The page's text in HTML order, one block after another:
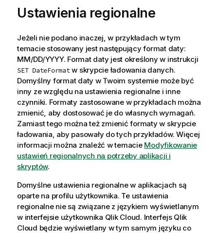
Ustawienia regionalne
Jeżeli nie podano inaczej, w przykładach w tym
temacie stosowany jest następujący format daty:
MM/DD/YYYY. Format daty jest określony w instrukcji
SET DateFormatw skrypcie ładowania danych.
Domyślny format daty w Twoim systemie może być
inny ze względu na ustawienia regionalne i inne
czynniki. Formaty zastosowane w przykładach można
zmienić, aby dostosować je do własnych wymagań.
Zamiast tego można też zmienić formaty w skrypcie
ładowania, aby pasowały do tych przykładów. Więcej
informacji można znaleźć w temacie Modyfikowanie
ustawień regionalnych na potrzeby aplikacji i
skryptów.
Domyślne ustawienia regionalne w aplikacjach są
oparte na profilu użytkownika. Te ustawienia
regionalne nie są związane z językiem wyświetlanym
w interfejsie użytkownika Qlik Cloud. Interfejs Qlik
Cloud będzie wyświetlany w tym samym języku co